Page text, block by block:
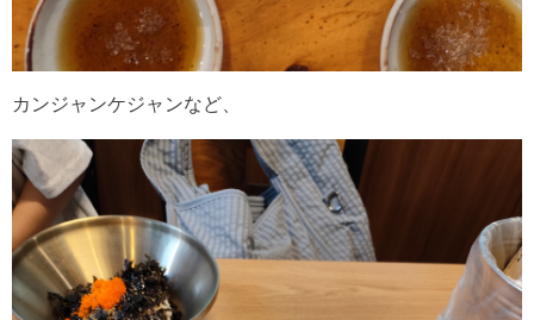
カンジャンケジャンなど、